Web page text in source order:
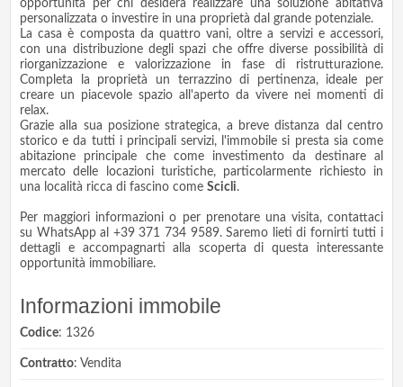
opportunità per chi desidera realizzare una soluzione abitativa
personalizzata o investire in una proprietà dal grande potenziale.
La casa è composta da quattro vani, oltre a servizi e accessori,
con una distribuzione degli spazi che offre diverse possibilità di
riorganizzazione e valorizzazione in fase di ristrutturazione.
Completa la proprietà un terrazzino di pertinenza, ideale per
creare un piacevole spazio all'aperto da vivere nei momenti di
relax.
Grazie alla sua posizione strategica, a breve distanza dal centro
storico e da tutti i principali servizi, l'immobile si presta sia come
abitazione principale che come investimento da destinare al
mercato delle locazioni turistiche, particolarmente richiesto in
una località ricca di fascino comeScicli.
Per maggiori informazioni o per prenotare una visita, contattaci
su WhatsApp al +39 371 734 9589. Saremo lieti di fornirti tutti i
dettagli e accompagnarti alla scoperta di questa interessante
opportunità immobiliare.
Informazioni immobile
Codice: 1326
Contratto: Vendita